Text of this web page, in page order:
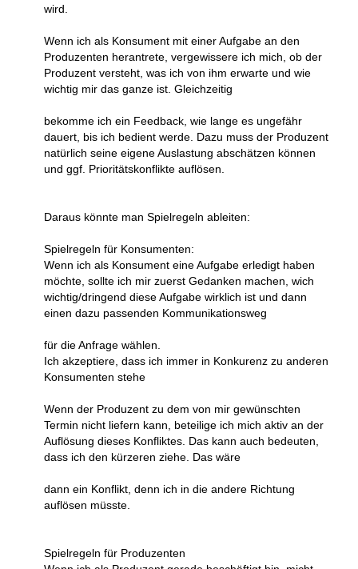
wird.
Wenn ich als Konsument mit einer Aufgabe an den
Produzenten herantrete, vergewissere ich mich, ob der
Produzent versteht, was ich von ihm erwarte und wie
wichtig mir das ganze ist. Gleichzeitig
bekomme ich ein Feedback, wie lange es ungefähr
dauert, bis ich bedient werde. Dazu muss der Produzent
natürlich seine eigene Auslastung abschätzen können
und ggf. Prioritätskonflikte auflösen.
Daraus könnte man Spielregeln ableiten:
Spielregeln für Konsumenten:
Wenn ich als Konsument eine Aufgabe erledigt haben
möchte, sollte ich mir zuerst Gedanken machen, wich
wichtig/dringend diese Aufgabe wirklich ist und dann
einen dazu passenden Kommunikationsweg
für die Anfrage wählen.
Ich akzeptiere, dass ich immer in Konkurenz zu anderen
Konsumenten stehe
Wenn der Produzent zu dem von mir gewünschten
Termin nicht liefern kann, beteilige ich mich aktiv an der
Auflösung dieses Konfliktes. Das kann auch bedeuten,
dass ich den kürzeren ziehe. Das wäre
dann ein Konflikt, denn ich in die andere Richtung
auflösen müsste.
Spielregeln für Produzenten